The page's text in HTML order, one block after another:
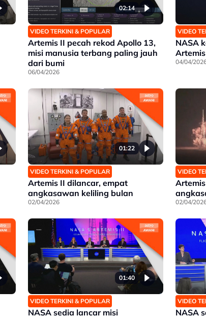
02:14
VIDEO TERKINI & POPULAR
Artemis II pecah rekod Apollo 13,
misi manusia terbang paling jauh
dari bumi
06/04/2026
VIDEO
NASA
04/04/
01:22
VIDEO TERKINI & POPULAR
Artemis II dilancar, empat
angkasawan keliling bulan
02/04/2026
VIDEO
02/04/
01:40
VIDEO TERKINI & POPULAR
NASA sedia lancar misi
VIDEO
NASA